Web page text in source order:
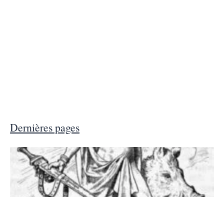
Dernières pages